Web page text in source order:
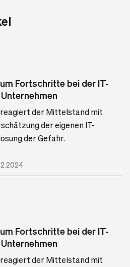
Fortschritte bei der IT-
der Mittelstand mit
der eigenen IT-
der Gefahr.
Fortschritte bei der IT-
der Mittelstand mit